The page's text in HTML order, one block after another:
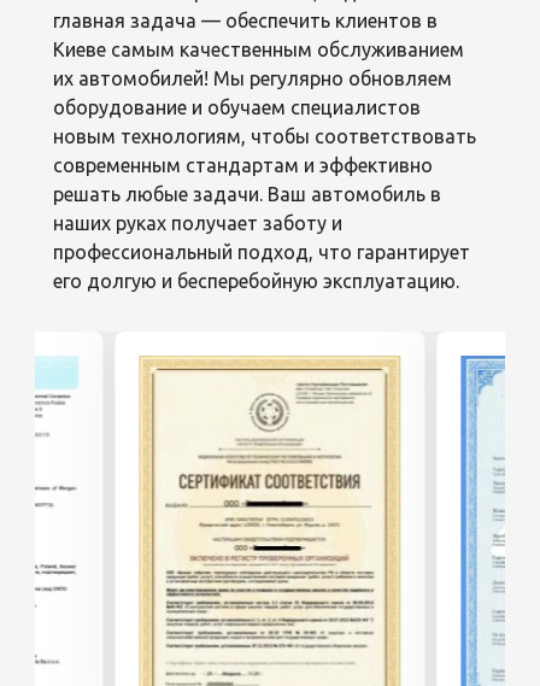
главная задача — обеспечить клиентов в
Киеве самым качественным обслуживанием
их автомобилей! Мы регулярно обновляем
оборудование и обучаем специалистов
новым технологиям, чтобы соответствовать
современным стандартам и эффективно
решать любые задачи. Ваш автомобиль в
наших руках получает заботу и
профессиональный подход, что гарантирует
его долгую и бесперебойную эксплуатацию.